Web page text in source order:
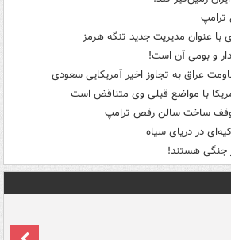
ترامپ
با عنوان مدیریت جدید تنگه هرمز
و بومی آن است!
عراق به تجاوز اخیر آمریکایی سعودی
با مواضع قبلی وی متناقض است
توقف ساخت سالن رقص ترامپ
در دریای سیاه
جنگی هستند!